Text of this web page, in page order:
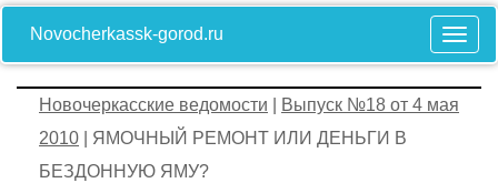
Novocherkassk-gorod.ru
Новочеркасские ведомости
Выпуск №18 от 4 мая
2010 | ЯМОЧНЫЙ РЕМОНТ ИЛИ ДЕНЬГИ В
БЕЗДОННУЮ ЯМУ?